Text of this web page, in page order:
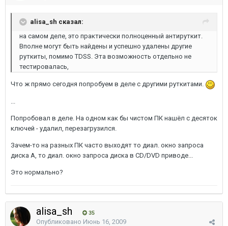
alisa_sh сказал:
на самом деле, это практически полноценный антируткит.
Вполне могут быть найдены и успешно удалены другие
руткиты, помимо TDSS. Эта возможность отдельно не
тестировалась,
Что ж прямо сегодня попробуем в деле с другими руткитами.
Попробовал в деле. На одном как бы чистом ПК нашёл с десяток
ключей - удалил, перезагрузился.
Зачем-то на разных ПК часто выходят то диал. окно запроса
диска А, то диал. окно запроса диска в CD/DVD приводе...
Это нормально?
alisa_sh 35
Опубликовано Июнь 16, 2009